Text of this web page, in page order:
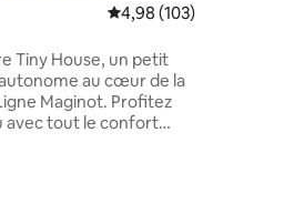
de 173 commentaires : 4,92 sur 5
Évaluation moyenne
4,98 (103)
Tiny House, un petit
au cœur de la
Maginot. Profitez
avec tout le confort